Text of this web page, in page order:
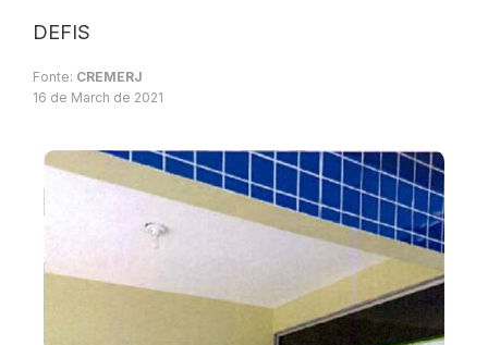
DEFIS
Fonte: CREMERJ
16 de March de 2021